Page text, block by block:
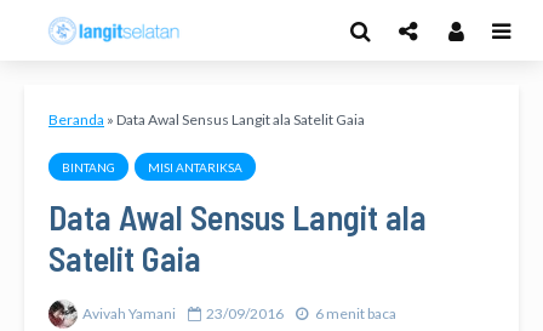
Beranda » Data Awal Sensus Langit ala Satelit Gaia
BINTANG MISI ANTARIKSA
Data Awal Sensus Langit ala
Satelit Gaia
Avivah Yamani 23/09/2016 6 menit baca